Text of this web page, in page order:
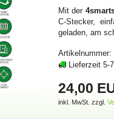
Mit der
C-Stecker,
geladen, am
Artikelnummer:
Lieferzeit 5-
24,00
inkl. MwSt. zzgl.